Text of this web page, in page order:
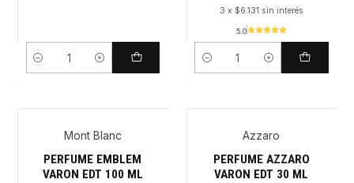
Cantidad
3 x $6.131 sin interés
5.0
Cantidad
Mont Blanc
PERFUME EMBLEM
VARON EDT 100 ML
Azzaro
PERFUME AZZARO
VARON EDT 30 ML